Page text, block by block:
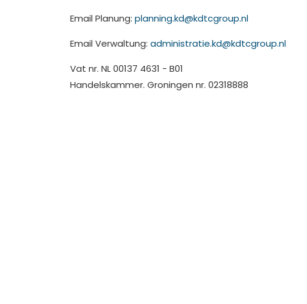
Email Planung: planning.kd@kdtcgroup.nl
Email Verwaltung: administratie.kd@kdtcgroup.nl
Vat nr. NL 00137 4631 - B01
Handelskammer. Groningen nr. 02318888